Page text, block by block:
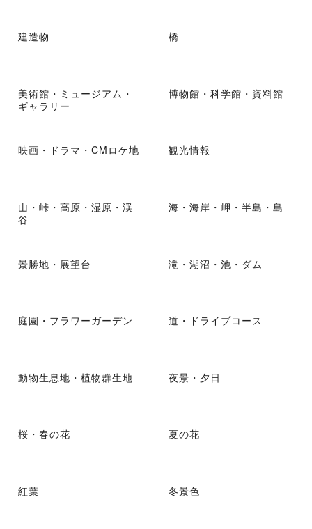
建造物 橋
美術館・ミュージアム・
ギャラリー
博物館・科学館・資料館
映画・ドラマ・CMロケ地 観光情報
山・峠・高原・湿原・渓
谷
海・海岸・岬・半島・島
景勝地・展望台 滝・湖沼・池・ダム
庭園・フラワーガーデン 道・ドライブコース
動物生息地・植物群生地 夜景・夕日
桜・春の花 夏の花
紅葉 冬景色